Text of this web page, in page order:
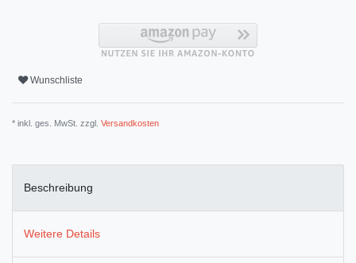
Wunschliste
* inkl. ges. MwSt. zzgl. Versandkosten
Beschreibung
Weitere Details